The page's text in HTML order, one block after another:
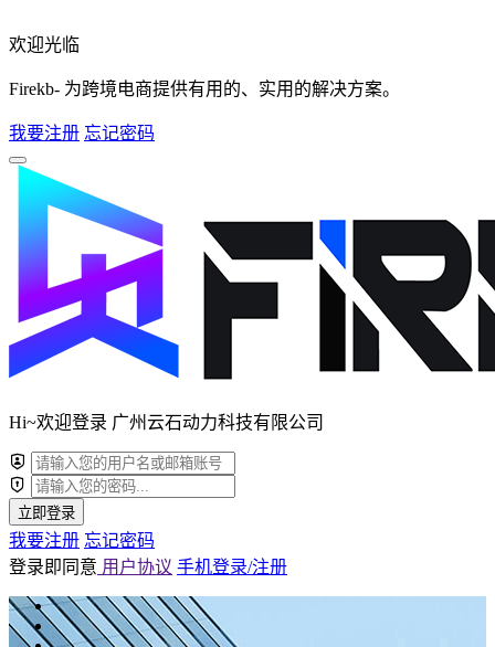
欢迎光临
Firekb- 为跨境电商提供有用的、实用的解决方案。
我要注册 忘记密码
Hi~欢迎登录 广州云石动力科技有限公司
立即登录
我要注册 忘记密码
登录即同意 用户协议 手机登录/注册